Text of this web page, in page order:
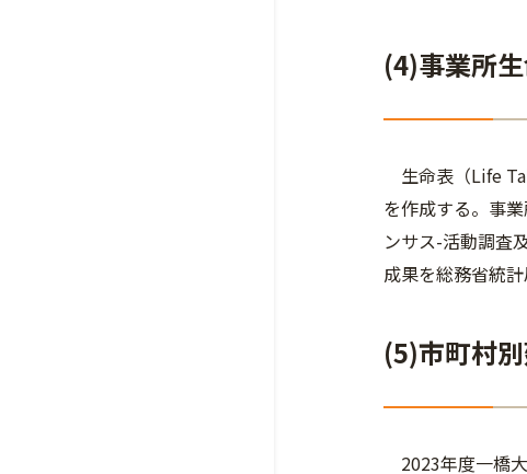
(4)事業所
生命表（Life
を作成する。事
ンサス-活動調査
成果を総務省統
(5)市町村
2023年度一橋